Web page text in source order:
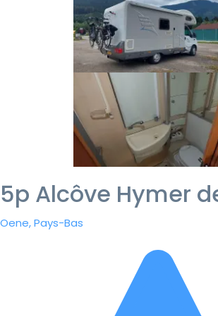
5p Alcôve Hymer
Oene, Pays-Bas